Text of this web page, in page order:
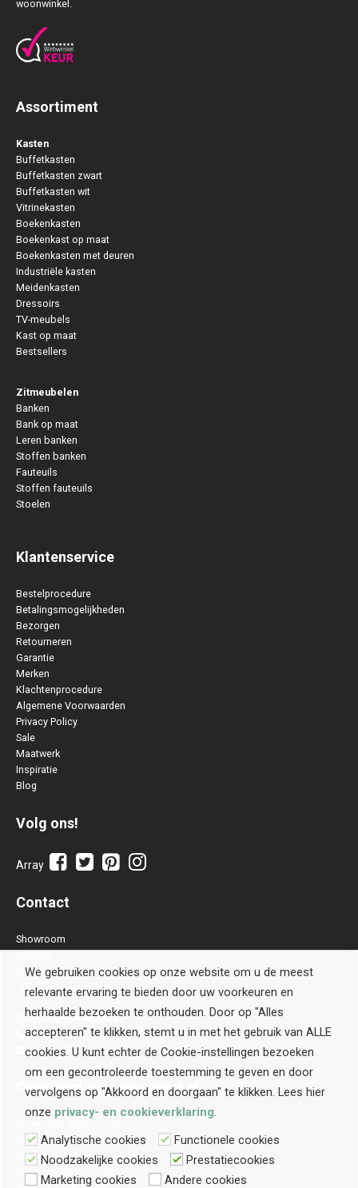
woonwinkel.
Assortiment
Kasten
Buffetkasten
Buffetkasten zwart
Buffetkasten wit
Vitrinekasten
Boekenkasten
Boekenkast op maat
Boekenkasten met deuren
Industriële kasten
Meidenkasten
Dressoirs
TV-meubels
Kast op maat
Bestsellers
Zitmeubelen
Banken
Bank op maat
Leren banken
Stoffen banken
Fauteuils
Stoffen fauteuils
Stoelen
Klantenservice
Bestelprocedure
Betalingsmogelijkheden
Bezorgen
Retourneren
Garantie
Merken
Klachtenprocedure
Algemene Voorwaarden
Privacy Policy
Sale
Maatwerk
Inspiratie
Blog
Volg ons!
Array
Contact
Showroom
Kastenn
Waterstraat 28 B
7001 BH Doetinchem
Stuur een WhatsApp
0314-514106
contact@kastenn.nl
Openingstijdenwoonwinkel
Donderdag 10:00-17:00
Vrijdag 10:00-17:00
Zaterdag 10:00-17:00
We gebruiken cookies op onze website om u de meest
relevante ervaring te bieden door uw voorkeuren en
herhaalde bezoeken te onthouden. Door op "Alles
accepteren" te klikken, stemt u in met het gebruik van ALLE
cookies. U kunt echter de Cookie-instellingen bezoeken
om een gecontroleerde toestemming te geven en door
vervolgens op "Akkoord en doorgaan" te klikken. Lees hier
onze privacy- en cookieverklaring.
Analytische cookies
Functionele cookies
Noodzakelijke cookies
Prestatiecookies
Marketing cookies
Andere cookies